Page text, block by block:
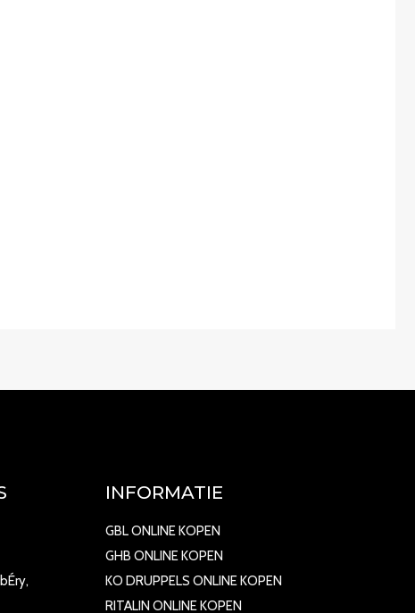
INFORMATIE
GBL ONLINE KOPEN
GHB ONLINE KOPEN
KO DRUPPELS ONLINE KOPEN
RITALIN ONLINE KOPEN